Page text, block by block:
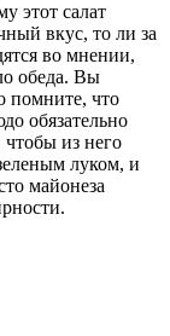
этот салат
вкус, то ли за
во мнении,
обеда. Вы
помните, что
обязательно
из него
луком, и
майонеза